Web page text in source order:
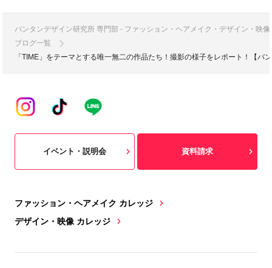
バンタンデザイン研究所 専門部 - ファッション・ヘアメイク・デザイン・映
ブログ一覧
「TIME」をテーマとする唯一無二の作品たち！撮影の様子をレポート！【バ
ファッション・ヘアメイク カレッジ
デザイン・映像 カレッジ
イベント・説明会 資料請求